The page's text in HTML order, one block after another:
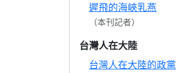
遲飛的海峽乳燕
（本刊記者）
台灣人在大陸
台灣人在大陸的政黨